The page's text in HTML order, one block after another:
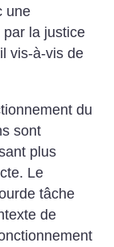
une
la justice
vis-à-vis de
du
sont
plus
Le
tâche
de